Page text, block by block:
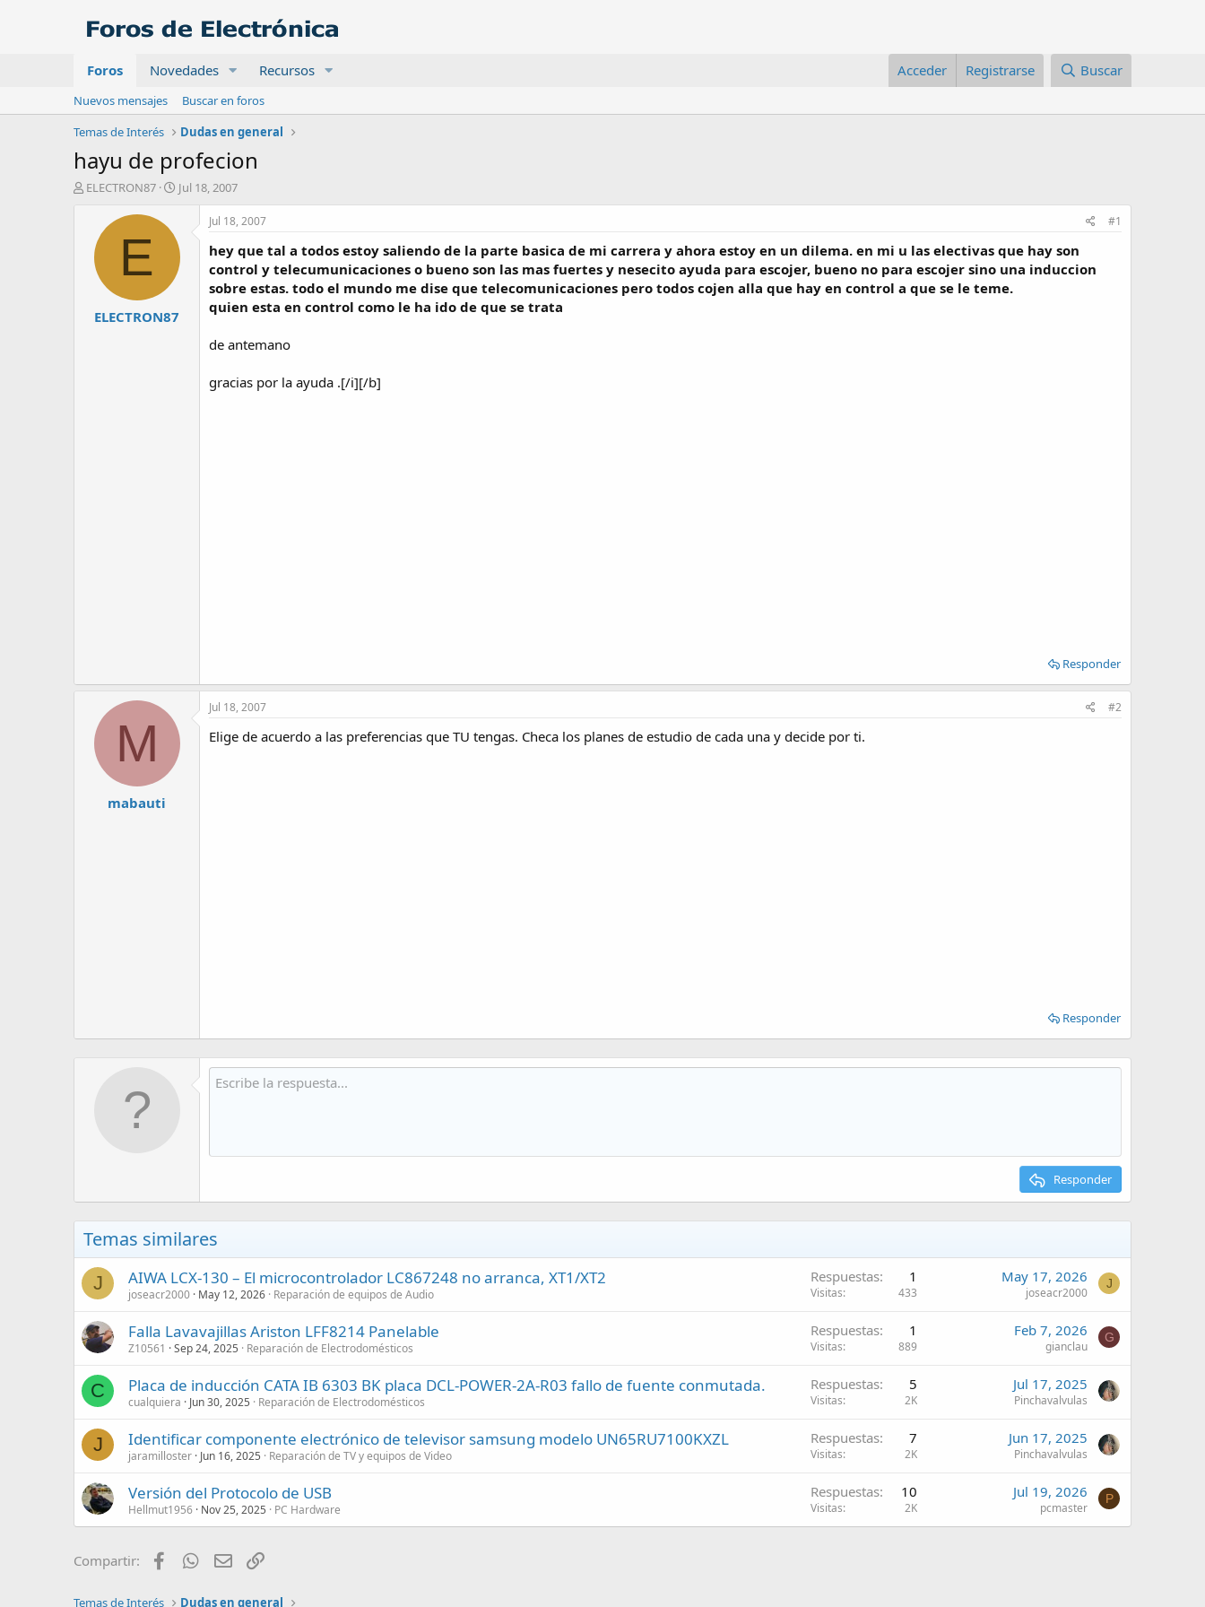
Foros Novedades Recursos Acceder Registrarse Buscar
Nuevos mensajes
Buscar en foros
Temas de Interés
Dudas en general
hayu de profecion
A
ELECTRON87
F
a
d
n
Jul 18, 2007
E
ELECTRON87
Jul 18, 2007 #1
hey que tal a todos estoy saliendo de la parte basica de mi carrera y ahora estoy en un dilema. en mi u las electivas que hay son
control y telecumunicaciones o bueno son las mas fuertes y nesecito ayuda para escojer, bueno no para escojer sino una induccion
sobre estas. todo el mundo me dise que telecomunicaciones pero todos cojen alla que hay en control a que se le teme.
quien esta en control como le ha ido de que se trata
de antemano
gracias por la ayuda .[/i][/b]
Responder
M
mabauti
Jul 18, 2007 #2
Elige de acuerdo a las preferencias que TU tengas. Checa los planes de estudio de cada una y decide por ti.
Responder
Responder
Temas similares
J AIWA LCX-130 – El microcontrolador LC867248 no arranca, XT1/XT2
joseacr2000 May 12, 2026 Reparación de equipos de Audio
Respuestas 1
Visitas 433
May 17, 2026
joseacr2000
J
Falla Lavavajillas Ariston LFF8214 Panelable
Z10561 Sep 24, 2025 Reparación de Electrodomésticos
Respuestas 1
Visitas 889
Feb 7, 2026
gianclau
G
C Placa de inducción CATA IB 6303 BK placa DCL-POWER-2A-R03 fallo de fuente conmutada.
cualquiera Jun 30, 2025 Reparación de Electrodomésticos
Respuestas 5
Visitas 2K
Jul 17, 2025
Pinchavalvulas
J Identificar componente electrónico de televisor samsung modelo UN65RU7100KXZL
jaramilloster Jun 16, 2025 Reparación de TV y equipos de Video
Respuestas 7
Visitas 2K
Jun 17, 2025
Pinchavalvulas
Versión del Protocolo de USB
Hellmut1956 Nov 25, 2025 PC Hardware
Respuestas 10
Visitas 2K
Jul 19, 2026
pcmaster
P
Compartir: FacebookWhatsApp
Email
Temas de Interés Dudas en general